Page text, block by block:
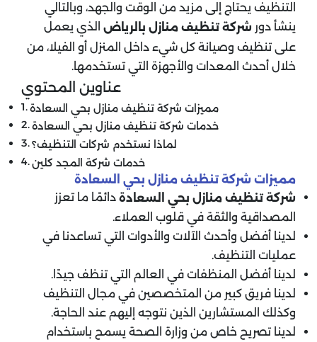
التنظيف يحتاج إلى مزيد من الوقت والجهد، وبالتالي
ينشأ دور شركة تنظيف منازل بالرياض الذي يعمل
على تنظيف وصيانة كل شيء داخل المنزل أو الفيلا، من
خلال أحدث المعدات والأجهزة التي تستخدمها.
عناوين المحتوي
مميزات شركة تنظيف منازل بحي السعادة
خدمات شركة تنظيف منازل بحي السعادة
لماذا نستخدم شركات التنظيف؟
خدمات شركة المجد كلين
مميزات شركة تنظيف منازل بحي السعادة
شركة تنظيف منازل بحي السعادة دائمًا ما تعزز
المصداقية والثقة في قلوب العملاء.
لدينا أفضل وأحدث الآلات والأدوات التي تساعدنا في
عمليات التنظيف.
لدينا أفضل المنظفات في العالم التي تنظف جيدًا.
لدينا فريق كبير من المتخصصين في مجال التنظيف
وكذلك المستشارين الذين نتوجه إليهم عند الحاجة.
لدينا تصريح خاص من وزارة الصحة يسمح باستخدام